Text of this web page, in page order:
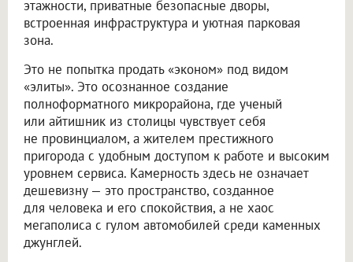
этажности, приватные безопасные дворы,
встроенная инфраструктура и уютная парковая
зона.
Это не попытка продать «эконом» под видом
«элиты». Это осознанное создание
полноформатного микрорайона, где ученый
или айтишник из столицы чувствует себя
не провинциалом, а жителем престижного
пригорода с удобным доступом к работе и высоким
уровнем сервиса. Камерность здесь не означает
дешевизну — это пространство, созданное
для человека и его спокойствия, а не хаос
мегаполиса с гулом автомобилей среди каменных
джунглей.